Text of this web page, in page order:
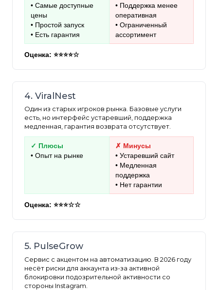
• Самые доступные
цены
• Простой запуск
• Есть гарантия
• Поддержка менее
оперативная
• Ограниченный
ассортимент
Оценка: ⭐⭐⭐⭐☆
4. ViralNest
Один из старых игроков рынка. Базовые услуги
есть, но интерфейс устаревший, поддержка
медленная, гарантия возврата отсутствует.
✓ Плюсы
• Опыт на рынке
✗ Минусы
• Устаревший сайт
• Медленная
поддержка
• Нет гарантии
Оценка: ⭐⭐⭐☆☆
5. PulseGrow
Сервис с акцентом на автоматизацию. В 2026 году
несёт риски для аккаунта из-за активной
блокировки подозрительной активности со
стороны Instagram.